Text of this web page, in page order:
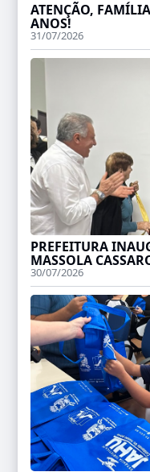
ATENÇÃO,
ANOS!
31/07/2026
PREFEITURA
MASSOLA
30/07/2026